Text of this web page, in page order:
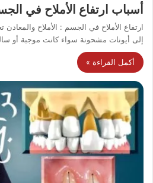
أسباب ارتفاع الأملاح في
ارتفاع الأملاح في الجسم : الأملاح والمعادن
إلى أيونات مشحونة سواء كانت موجبة أو
أكمل القراءة »